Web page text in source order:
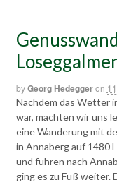
byGeorg Hedeggeron
Nachdem das Wetter
war, machten wir uns
eine Wanderung mit
in Annaberg auf 1480
und fuhren nach
ging es zu Fuß weiter.